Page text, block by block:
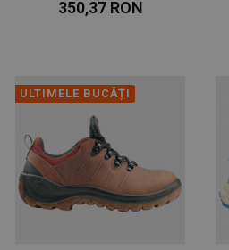
350,37 RON
ULTIMELE BUCĂȚI